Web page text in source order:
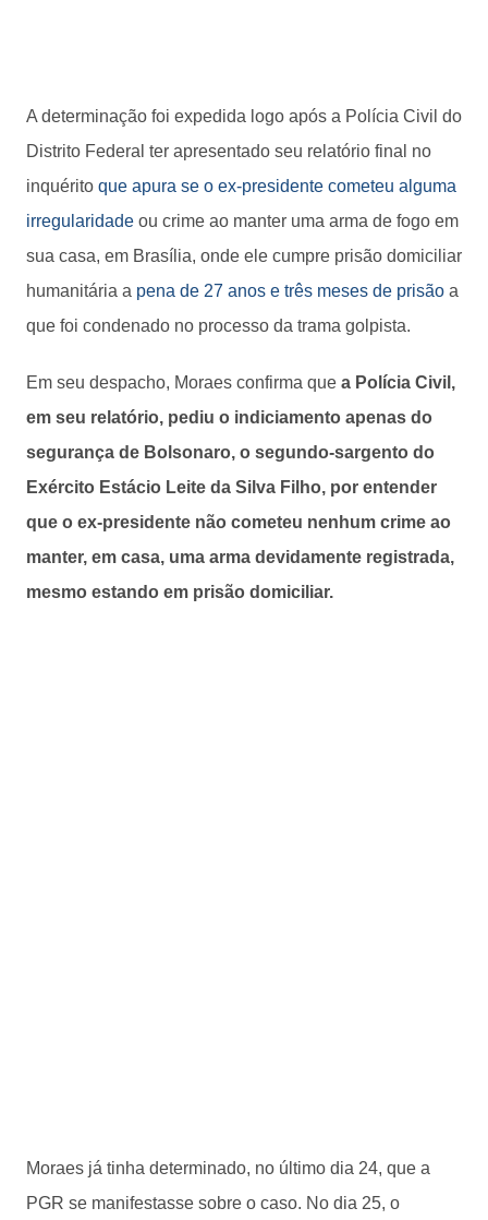
A determinação foi expedida logo após a Polícia Civil do
Distrito Federal ter apresentado seu relatório final no
inquérito que apura se o ex-presidente cometeu alguma
irregularidade ou crime ao manter uma arma de fogo em
sua casa, em Brasília, onde ele cumpre prisão domiciliar
humanitária a pena de 27 anos e três meses de prisão a
que foi condenado no processo da trama golpista.
Em seu despacho, Moraes confirma que a Polícia Civil,
em seu relatório, pediu o indiciamento apenas do
segurança de Bolsonaro, o segundo-sargento do
Exército Estácio Leite da Silva Filho, por entender
que o ex-presidente não cometeu nenhum crime ao
manter, em casa, uma arma devidamente registrada,
mesmo estando em prisão domiciliar.
Moraes já tinha determinado, no último dia 24, que a
PGR se manifestasse sobre o caso. No dia 25, o